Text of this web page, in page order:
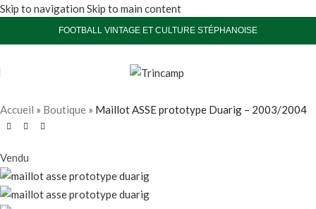
Skip to navigation Skip to main content
FOOTBALL VINTAGE ET CULTURE STÉPHANOISE
Accueil » Boutique » Maillot ASSE prototype Duarig – 2003/2004
Vendu